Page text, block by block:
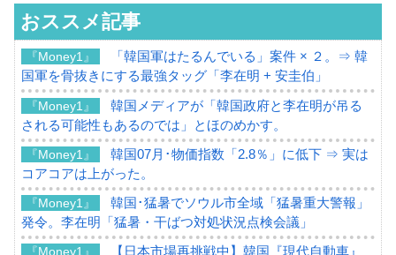
おススメ記事
『Money1』
「韓国軍はたるんでいる」案件 × ２。⇒ 韓
国軍を骨抜きにする最強タッグ「李在明 + 安圭伯」
『Money1』
韓国メディアが「韓国政府と李在明が吊る
される可能性もあるのでは」とほのめかす。
『Money1』
韓国07月･物価指数「2.8％」に低下 ⇒ 実は
コアコアは上がった。
『Money1』
韓国･猛暑でソウル市全域「猛暑重大警報」
発令。李在明「猛暑・干ばつ対処状況点検会議」
『Money1』
【日本市場再挑戦中】韓国『現代自動車』